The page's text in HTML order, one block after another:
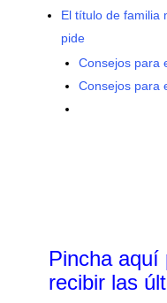
El título de familia
pide
Consejos para
Consejos para
Pincha aquí
recibir las